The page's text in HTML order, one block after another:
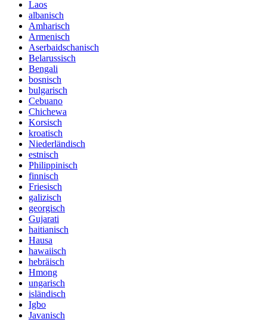
Laos
albanisch
Amharisch
Armenisch
Aserbaidschanisch
Belarussisch
Bengali
bosnisch
bulgarisch
Cebuano
Chichewa
Korsisch
kroatisch
Niederländisch
estnisch
Philippinisch
finnisch
Friesisch
galizisch
georgisch
Gujarati
haitianisch
Hausa
hawaiisch
hebräisch
Hmong
ungarisch
isländisch
Igbo
Javanisch